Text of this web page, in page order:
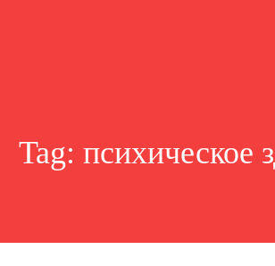
Tag: психическое